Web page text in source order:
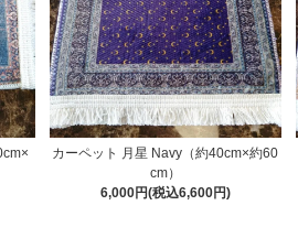
カーペット 月星 Navy（約40cm×約60
cm）
6,000円(税込6,600円)